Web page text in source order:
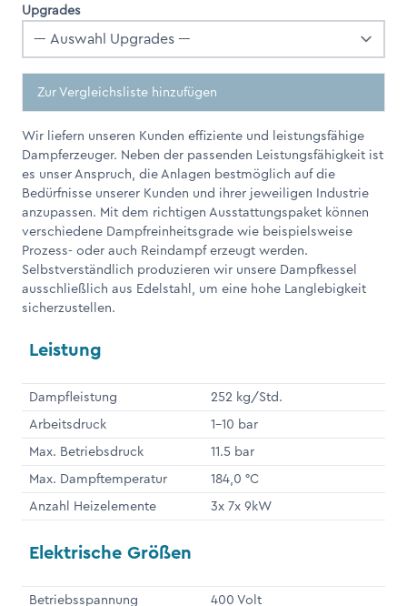
Upgrades
Zur Vergleichsliste hinzufügen
Wir liefern unseren Kunden effiziente und leistungsfähige
Dampferzeuger. Neben der passenden Leistungsfähigkeit ist
es unser Anspruch, die Anlagen bestmöglich auf die
Bedürfnisse unserer Kunden und ihrer jeweiligen Industrie
anzupassen. Mit dem richtigen Ausstattungspaket können
verschiedene Dampfreinheitsgrade wie beispielsweise
Prozess- oder auch Reindampf erzeugt werden.
Selbstverständlich produzieren wir unsere Dampfkessel
ausschließlich aus Edelstahl, um eine hohe Langlebigkeit
sicherzustellen.
Leistung
Dampfleistung
252 kg/Std.
Arbeitsdruck
1-10 bar
Max. Betriebsdruck
11.5 bar
Max. Dampftemperatur
184,0 °C
Anzahl Heizelemente
3x 7x 9kW
Elektrische Größen
Betriebsspannung 400 Volt